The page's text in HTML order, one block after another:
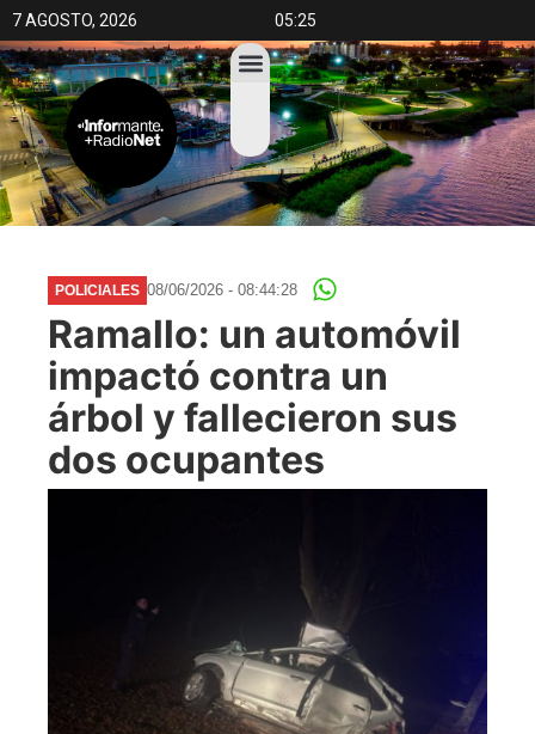
7 AGOSTO, 2026 05:25
POLICIALES 08/06/2026 - 08:44:28
Ramallo: un automóvil
impactó contra un
árbol y fallecieron sus
dos ocupantes